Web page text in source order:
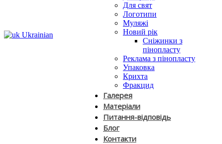
Ukrainian
Для свят
Логотипи
Муляжі
Новий рік
Сніжинки з
пінопласту
Реклама з пінопласту
Упаковка
Крихта
Фракцид
Галерея
Матеріали
Питання-відповідь
Блог
Контакти